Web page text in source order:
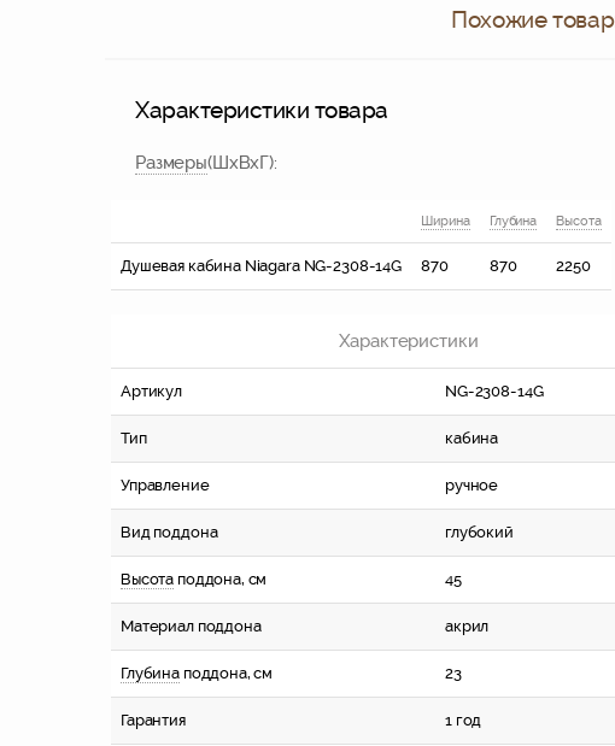
Похожие
Характеристики товара
Размеры(ШхВхГ):
Ширина Глубина Высота
Душевая кабина Niagara NG-2308-14G 870 870 2250
Характеристики
Артикул NG-2308-14G
Тип кабина
Управление ручное
Вид поддона глубокий
Высота поддона, см 45
Материал поддона акрил
Глубинаподдона, см 23
Гарантия 1 год